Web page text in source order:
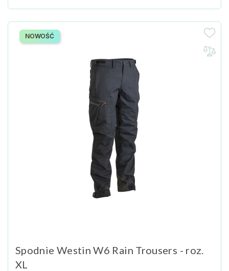
Spodnie Westin W6 Rain Trousers - roz.
XL
NOWOŚĆ